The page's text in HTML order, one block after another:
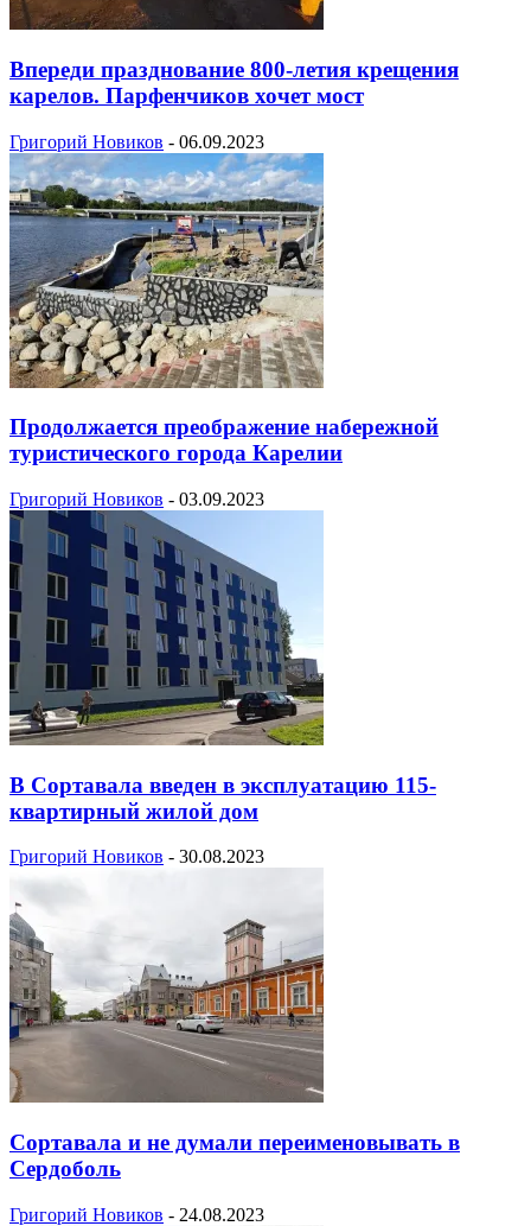
Впереди празднование 800-летия крещения
карелов. Парфенчиков хочет мост
Григорий Новиков - 06.09.2023
Продолжается преображение набережной
туристического города Карелии
Григорий Новиков - 03.09.2023
В Сортавала введен в эксплуатацию 115-
квартирный жилой дом
Григорий Новиков - 30.08.2023
Сортавала и не думали переименовывать в
Сердоболь
Григорий Новиков - 24.08.2023